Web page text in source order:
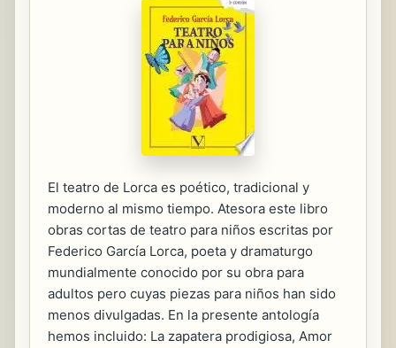
El teatro de Lorca es poético, tradicional y
moderno al mismo tiempo. Atesora este libro
obras cortas de teatro para niños escritas por
Federico García Lorca, poeta y dramaturgo
mundialmente conocido por su obra para
adultos pero cuyas piezas para niños han sido
menos divulgadas. En la presente antología
hemos incluido: La zapatera prodigiosa, Amor